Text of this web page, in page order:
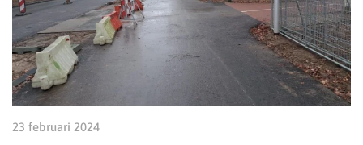
23 februari 2024